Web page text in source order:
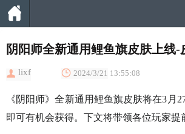
阴阳师全新通用鲤鱼旗皮肤上线-
lixf 2024/3/21 13:55:08
《阴阳师》全新通用鲤鱼旗皮肤将在3
即可有机会获得。下文将带领各位玩家